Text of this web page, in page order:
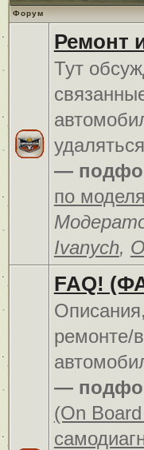
Форум
Ремонт
Тут
—
по
Ivanych,
FAQ!
ремонте/
—
(On